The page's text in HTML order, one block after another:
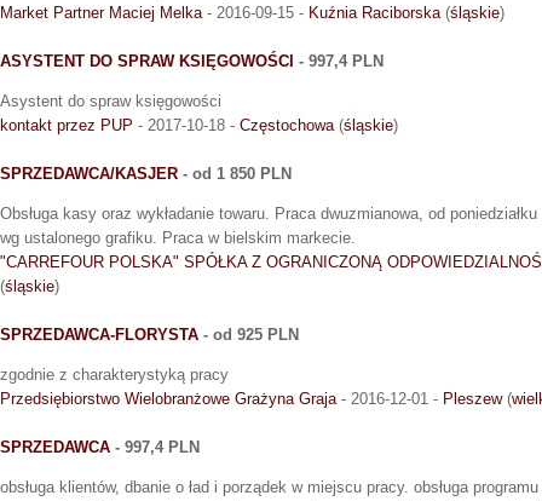
Market Partner Maciej Melka- 2016-09-15 - Kuźnia Raciborska(śląskie)
ASYSTENT DO SPRAW KSIĘGOWOŚCI - 997,4 PLN
Asystent do spraw księgowości
kontakt przez PUP - 2017-10-18 - Częstochowa(śląskie)
SPRZEDAWCA/KASJER - od 1 850 PLN
Obsługa kasy oraz wykładanie towaru. Praca dwuzmianowa, od
wg ustalonego grafiku. Praca w bielskim markecie.
"CARREFOUR POLSKA" SPÓŁKA Z OGRANICZONĄ
(śląskie)
SPRZEDAWCA-FLORYSTA - od 925 PLN
zgodnie z charakterystyką pracy
Przedsiębiorstwo Wielobranżowe Grażyna Graja- 2016-12-01 - Pleszew(
SPRZEDAWCA - 997,4 PLN
obsługa klientów, dbanie o ład i porządek w miejscu pracy. obsługa